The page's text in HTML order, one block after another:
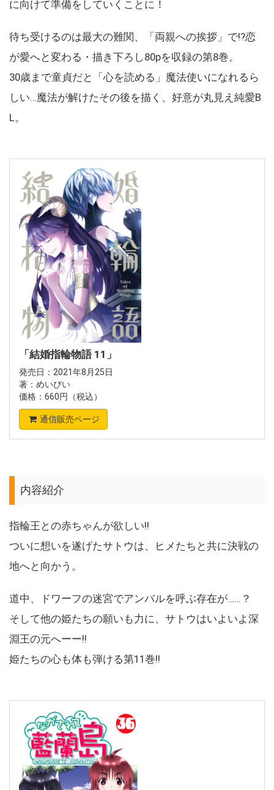
に向けて準備をしていくことに！
待ち受けるのは最大の難関、「両親への挨拶」で!?恋
が愛へと変わる・描き下ろし80pを収録の第8巻。
30歳まで童貞だと「心を読める」魔法使いになれるら
しい…魔法が解けたその後を描く、好意が丸見え純愛B
L。
「結婚指輪物語 11」
発売日：2021年8月25日
著：めいびい
価格：660円（税込）
通信販売ページ
内容紹介
指輪王との赤ちゃんが欲しい!!
ついに想いを遂げたサトウは、ヒメたちと共に決戦の
地へと向かう。
道中、ドワーフの迷宮でアンバルを呼ぶ存在が……？
そして他の姫たちの願いも力に、サトウはいよいよ深
淵王の元へーー!!
姫たちの心も体も弾ける第11巻!!